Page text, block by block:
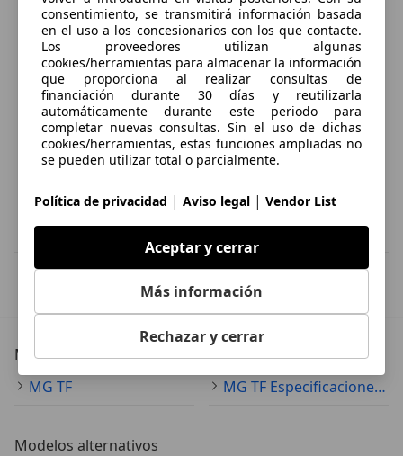
IVA deducible
Esta información la proporciona el proveedor del certificado.
Más detalles
MG TF
MG TF Especificaciones técnicas
Modelos alternativos
consentimiento, se transmitirá información basada
en el uso a los concesionarios con los que contacte.
Los proveedores utilizan algunas
cookies/herramientas para almacenar la información
que proporciona al realizar consultas de
financiación durante 30 días y reutilizarla
automáticamente durante este periodo para
completar nuevas consultas. Sin el uso de dichas
cookies/herramientas, estas funciones ampliadas no
se pueden utilizar total o parcialmente.
Política de privacidad | Aviso legal | Vendor List
Aceptar y cerrar
Más información
Rechazar y cerrar